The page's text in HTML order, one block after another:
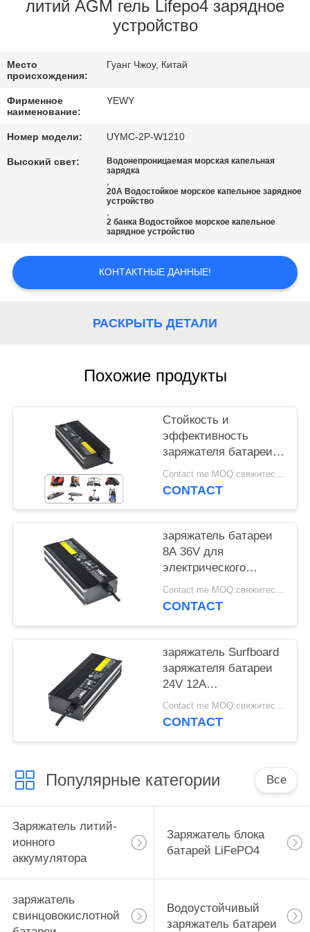
СВЯЖИТЕСЬ
МЫ
НОВОСТИ
САЙТА
литий AGM гель Lifepo4 зарядное
устройство
Место
происхождения:
Гуанг Чжоу, Китай
Фирменное
наименование:
YEWY
Номер модели: UYMC-2P-W1210
Высокий свет:
Водонепроницаемая морская капельная
зарядка
,
20А Водостойкое морское капельное зарядное
устройство
,
2 банка Водостойкое морское капельное
зарядное устройство
КОНТАКТНЫЕ ДАННЫЕ!
РАСКРЫТЬ ДЕТАЛИ
Похожие продукты
Стойкость и
эффективность
заряжателя батареи
IP65 60V 5A
водоустойчивые
Contact me MOQ:свяжитесь я
CONTACT
заряжатель батареи
8A 36V для
электрического
велосипеда IP65
делает черное
Contact me MOQ:свяжитесь я
CONTACT
заряжатель Surfboard
заряжателя батареи
24V 12A
водоустойчивый
умный
Contact me MOQ:свяжитесь я
CONTACT
Популярные категории Все
Заряжатель литий-
ионного
аккумулятора
Заряжатель блока
батарей LiFePO4
заряжатель
свинцовокислотной
Водоустойчивый
заряжатель батареи